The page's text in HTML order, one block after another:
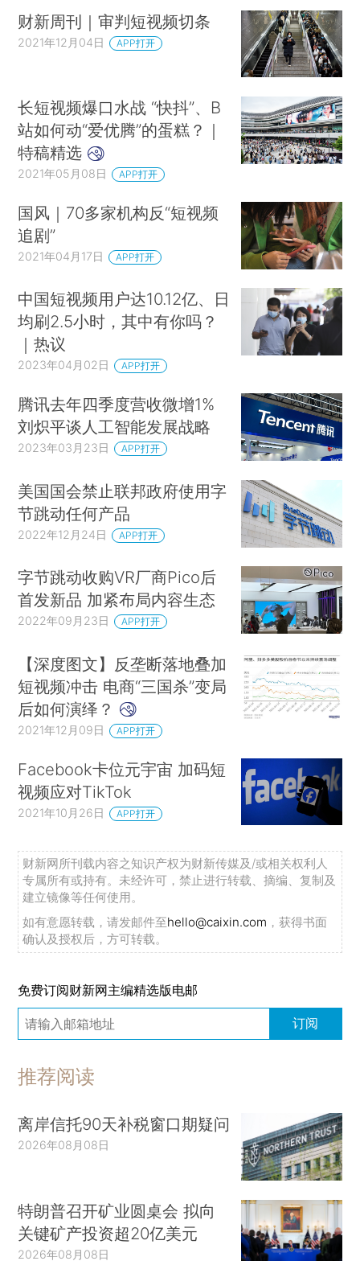
财新周刊｜审判短视频切条
2021年12月04日 APP打开
长短视频爆口水战 “快抖”、B
站如何动“爱优腾”的蛋糕？｜
特稿精选
2021年05月08日 APP打开
国风｜70多家机构反“短视频
追剧”
2021年04月17日 APP打开
中国短视频用户达10.12亿、日
均刷2.5小时，其中有你吗？
｜热议
2023年04月02日 APP打开
腾讯去年四季度营收微增1%
刘炽平谈人工智能发展战略
2023年03月23日 APP打开
美国国会禁止联邦政府使用字
节跳动任何产品
2022年12月24日 APP打开
字节跳动收购VR厂商Pico后
首发新品 加紧布局内容生态
2022年09月23日 APP打开
【深度图文】反垄断落地叠加
短视频冲击 电商“三国杀”变局
后如何演绎？
2021年12月09日 APP打开
Facebook卡位元宇宙 加码短
视频应对TikTok
2021年10月26日 APP打开
财新网所刊载内容之知识产权为财新传媒及/或相关权利人
专属所有或持有。未经许可，禁止进行转载、摘编、复制及
建立镜像等任何使用。
如有意愿转载，请发邮件至hello@caixin.com ，获得书面
确认及授权后，方可转载。
免费订阅财新网主编精选版电邮
订阅
推荐阅读
离岸信托90天补税窗口期疑问
2026年08月08日
特朗普召开矿业圆桌会 拟向
关键矿产投资超20亿美元
2026年08月08日